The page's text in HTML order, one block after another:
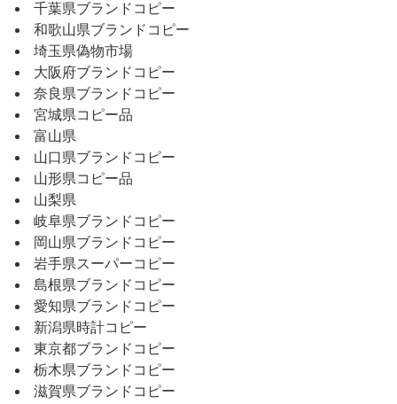
千葉県ブランドコピー
和歌山県ブランドコピー
埼玉県偽物市場
大阪府ブランドコピー
奈良県ブランドコピー
宮城県コピー品
富山県
山口県ブランドコピー
山形県コピー品
山梨県
岐阜県ブランドコピー
岡山県ブランドコピー
岩手県スーパーコピー
島根県ブランドコピー
愛知県ブランドコピー
新潟県時計コピー
東京都ブランドコピー
栃木県ブランドコピー
滋賀県ブランドコピー